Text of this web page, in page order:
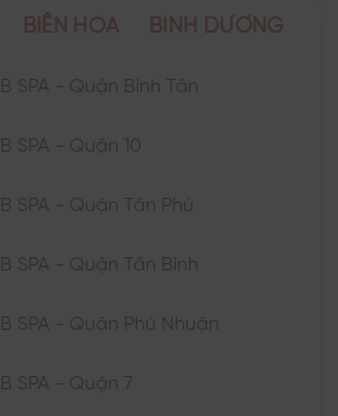
BIÊN HÒA BÌNH DƯƠNG
SPA - Quận Bình Tân
SPA - Quận 10
SPA - Quận Tân Phú
SPA - Quận Tân Bình
SPA - Quận Phú Nhuận
SPA - Quận 7